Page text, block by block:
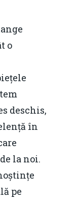
o
deschis,
în
la noi.
pe